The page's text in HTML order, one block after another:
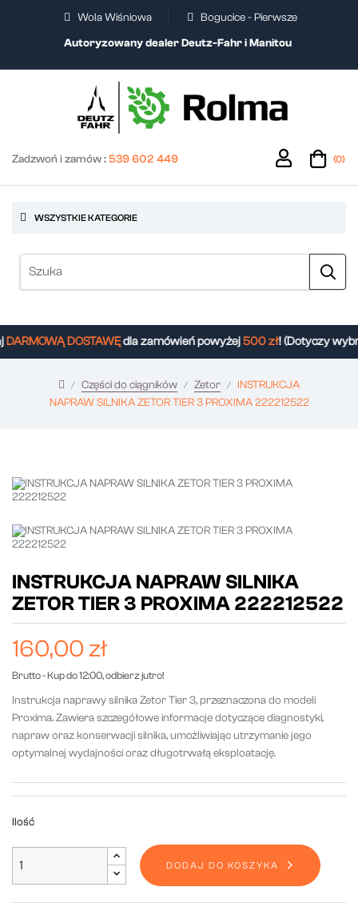
Wola Wiśniowa
Bogucice - Pierwsze
Autoryzowany dealer Deutz-Fahr i Manitou
Zadzwoń i zamów :539 602 449 (0)
WSZYSTKIE KATEGORIE
DOSTAWĘdla zamówień powyżej500 zł! (Dotyczy
Części do ciągników Zetor
INSTRUKCJA
NAPRAW SILNIKA ZETOR TIER 3 PROXIMA 222212522
INSTRUKCJA NAPRAW SILNIKA
ZETOR TIER 3 PROXIMA 222212522
160,00 zł
Brutto- Kup do 12:00, odbierz jutro!
Instrukcja naprawy silnika Zetor Tier 3, przeznaczona do modeli
Proxima. Zawiera szczegółowe informacje dotyczące diagnostyki,
napraw oraz konserwacji silnika, umożliwiając utrzymanie jego
optymalnej wydajności oraz długotrwałą eksploatację.
Ilość
DODAJ DO KOSZYKA